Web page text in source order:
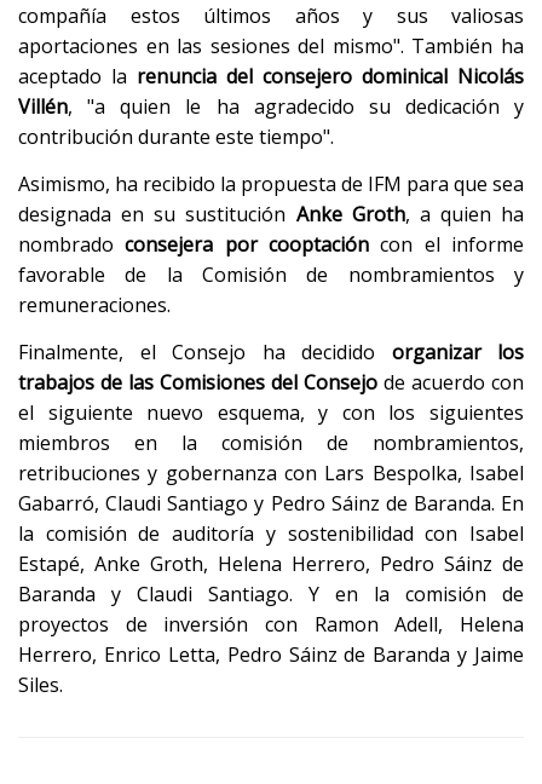
compañía estos últimos años y sus valiosas
aportaciones en las sesiones del mismo". También ha
aceptado la renuncia del consejero dominical Nicolás
Villén, "a quien le ha agradecido su dedicación y
contribución durante este tiempo".
Asimismo, ha recibido la propuesta de IFM para que sea
designada en su sustitución Anke Groth, a quien ha
nombradoconsejera por cooptación con el informe
favorable de la Comisión de nombramientos y
remuneraciones.
Finalmente, el Consejo ha decidido organizar los
trabajos de las Comisiones del Consejo de acuerdo con
el siguiente nuevo esquema, y con los siguientes
miembros en la comisión de nombramientos,
retribuciones y gobernanza con Lars Bespolka, Isabel
Gabarró, Claudi Santiago y Pedro Sáinz de Baranda. En
la comisión de auditoría y sostenibilidad con Isabel
Estapé, Anke Groth, Helena Herrero, Pedro Sáinz de
Baranda y Claudi Santiago. Y en la comisión de
proyectos de inversión con Ramon Adell, Helena
Herrero, Enrico Letta, Pedro Sáinz de Baranda y Jaime
Siles.